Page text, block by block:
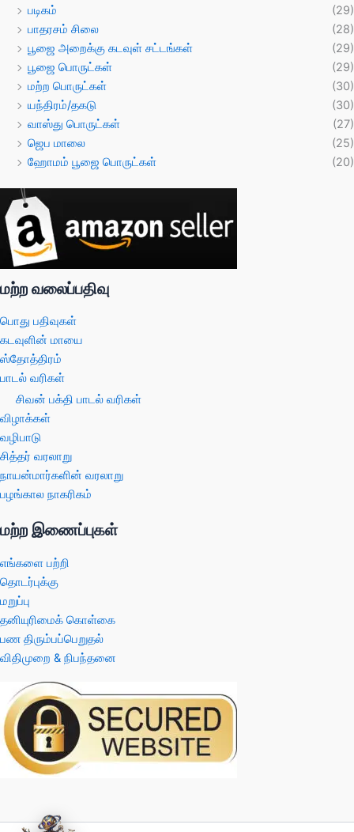
படிகம்
(29)
பாதரசம் சிலை
(28)
பூஜை அறைக்கு கடவுள் சட்டங்கள்
(29)
பூஜை பொருட்கள்
(29)
மற்ற பொருட்கள்
(30)
யந்திரம்/தகடு
(30)
வாஸ்து பொருட்கள்
(27)
ஜெப மாலை
(25)
ஹோமம் பூஜை பொருட்கள்
(20)
மற்ற வலைப்பதிவு
பொது பதிவுகள்
கடவுளின் மாயை
ஸ்தோத்திரம்
பாடல் வரிகள்
சிவன் பக்தி பாடல் வரிகள்
விழாக்கள்
வழிபாடு
சித்தர் வரலாறு
நாயன்மார்களின் வரலாறு
பழங்கால நாகரிகம்
மற்ற இணைப்புகள்
எங்களை பற்றி
தொடர்புக்கு
மறுப்பு
தனியுரிமைக் கொள்கை
பண திரும்பப்பெறுதல்
விதிமுறை & நிபந்தனை